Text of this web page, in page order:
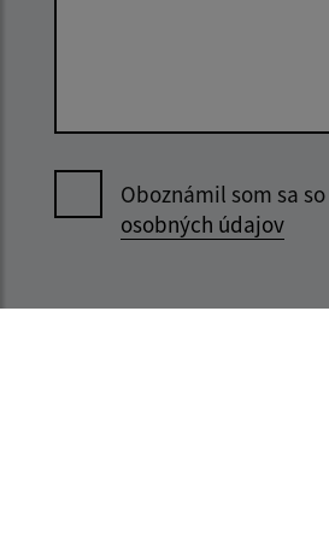
Oboznámil som sa so
osobných údajov